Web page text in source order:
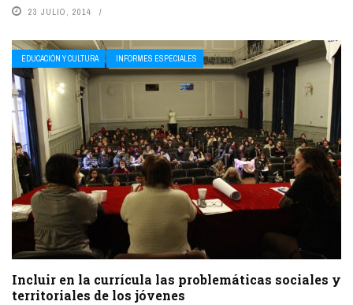
23 JULIO, 2014
EDUCACIÓN Y CULTURA INFORMES ESPECIALES
Incluir en la currícula las problemáticas sociales y
territoriales de los jóvenes